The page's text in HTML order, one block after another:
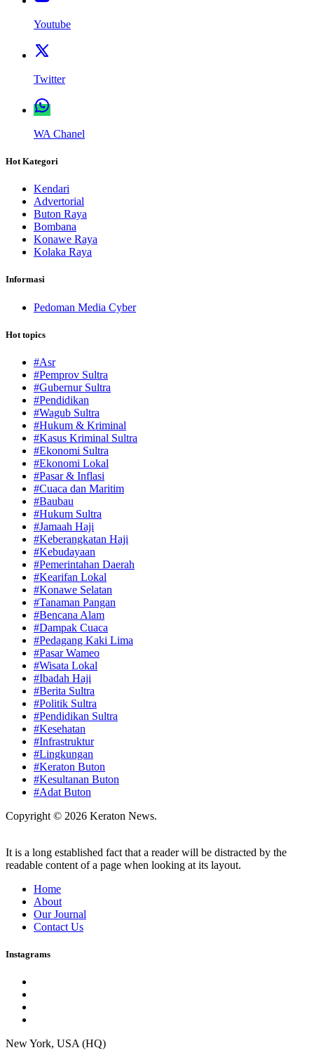
Youtube
Twitter
WA Chanel
Hot Kategori
Kendari
Advertorial
Buton Raya
Bombana
Konawe Raya
Kolaka Raya
Informasi
Pedoman Media Cyber
Hot topics
#Asr
#Pemprov Sultra
#Gubernur Sultra
#Pendidikan
#Wagub Sultra
#Hukum & Kriminal
#Kasus Kriminal Sultra
#Ekonomi Sultra
#Ekonomi Lokal
#Pasar & Inflasi
#Cuaca dan Maritim
#Baubau
#Hukum Sultra
#Jamaah Haji
#Keberangkatan Haji
#Kebudayaan
#Pemerintahan Daerah
#Kearifan Lokal
#Konawe Selatan
#Tanaman Pangan
#Bencana Alam
#Dampak Cuaca
#Pedagang Kaki Lima
#Pasar Wameo
#Wisata Lokal
#Ibadah Haji
#Berita Sultra
#Politik Sultra
#Pendidikan Sultra
#Kesehatan
#Infrastruktur
#Lingkungan
#Keraton Buton
#Kesultanan Buton
#Adat Buton
Copyright © 2026 Keraton News.
It is a long established fact that a reader will be distracted by the
readable content of a page when looking at its layout.
Home
About
Our Journal
Contact Us
Instagrams
New York, USA (HQ)